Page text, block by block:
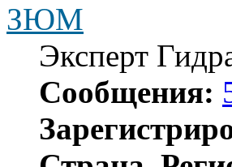
ЗЮМ
Эксперт
Сообщения: